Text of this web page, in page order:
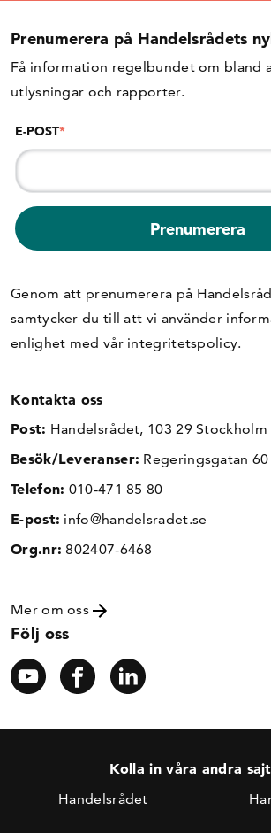
Prenumerera på Handelsrådets
Få information regelbundet om bland
utlysningar och rapporter.
E-POST*
Genom att prenumerera på
samtycker du till att vi använder
enlighet med vår integritetspolicy.
Kontakta oss
Post: Handelsrådet, 103 29 Stockholm
Besök/Leveranser: Regeringsgatan 60
Telefon: 010-471 85 80
E-post: info@handelsradet.se
Org.nr: 802407-6468
Mer om oss
Följ oss
Kolla in våra andra
Handelsrådet